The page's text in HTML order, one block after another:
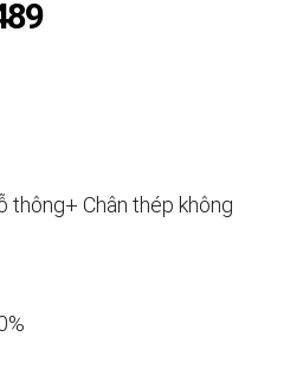
thông+ Chân thép không